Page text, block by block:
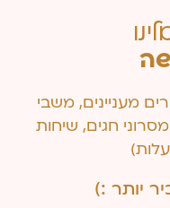
מעניינים, משבי
חגים, שיחות
יותר :)